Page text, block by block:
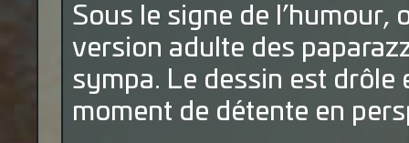
Sous le signe de
version adulte des
sympa. Le dessin est drôle
moment de détente en